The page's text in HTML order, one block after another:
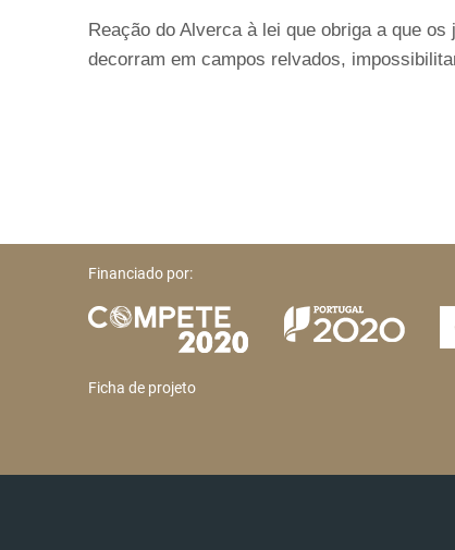
Reação do Alverca à lei que obriga a que
decorram em campos relvados,
Financiado por:
Ficha de projeto